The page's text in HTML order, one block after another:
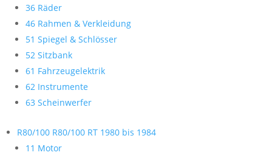
36 Räder
46 Rahmen & Verkleidung
51 Spiegel & Schlösser
52 Sitzbank
61 Fahrzeugelektrik
62 Instrumente
63 Scheinwerfer
R80/100 R80/100 RT 1980 bis 1984
11 Motor